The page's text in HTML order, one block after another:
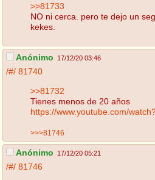
>>81733
NO ni cerca. pero te dejo un
kekes.
Anónimo 17/12/20 03:46
/#/ 81740
>>81732
Tienes menos de 20 años
https://www.youtube.com/
>>>81746
Anónimo 17/12/20 05:21
/#/ 81746